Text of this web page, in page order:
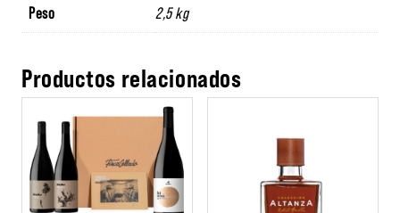
Peso 2,5 kg
Productos relacionados